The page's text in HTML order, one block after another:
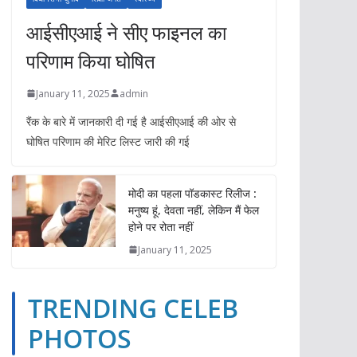
आईसीएआई ने सीए फाइनल का
परिणाम किया घोषित
January 11, 2025 admin
रैंक के बारे में जानकारी दी गई है आईसीएआई की ओर से
घोषित परिणाम की मेरिट लिस्ट जारी की गई
मोदी का पहला पॉडकास्ट रिलीज :
मनुष्य हूं, देवता नहीं, लेकिन मैं फेल
होने पर रोता नहीं
January 11, 2025
TRENDING CELEB
PHOTOS
TRENDING CELEB PHOTOS
YOUTUBE VIDEOS
ईपेपर
ओपिनियन खेल